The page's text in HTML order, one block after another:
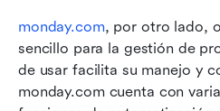
monday.com, por otro lado,
sencillo para la gestión de
de usar facilita su manejo y
monday.com cuenta con